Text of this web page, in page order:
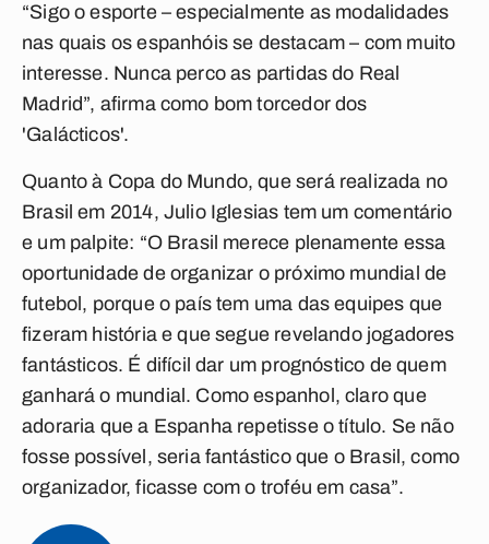
“Sigo o esporte – especialmente as modalidades
nas quais os espanhóis se destacam – com muito
interesse. Nunca perco as partidas do Real
Madrid”, afirma como bom torcedor dos
'Galácticos'.
Quanto à Copa do Mundo, que será realizada no
Brasil em 2014, Julio Iglesias tem um comentário
e um palpite: “O Brasil merece plenamente essa
oportunidade de organizar o próximo mundial de
futebol, porque o país tem uma das equipes que
fizeram história e que segue revelando jogadores
fantásticos. É difícil dar um prognóstico de quem
ganhará o mundial. Como espanhol, claro que
adoraria que a Espanha repetisse o título. Se não
fosse possível, seria fantástico que o Brasil, como
organizador, ficasse com o troféu em casa”.